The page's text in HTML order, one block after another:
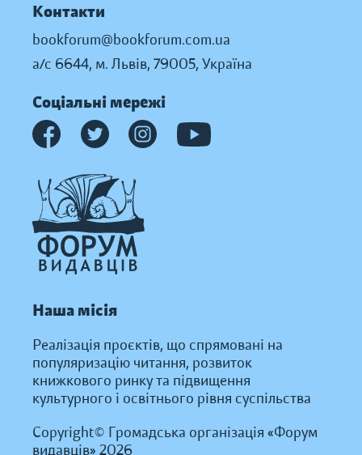
Контакти
bookforum@bookforum.com.ua
а/с 6644, м. Львів, 79005, Україна
Соціальні мережі
Наша місія
Реалізація проєктів, що спрямовані на
популяризацію читання, розвиток
книжкового ринку та підвищення
культурного і освітнього рівня суспільства
Copyright© Громадська організація «Форум
видавців» 2026